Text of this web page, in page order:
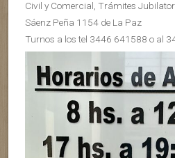
Civil y Comercial, Trámites
Sáenz Peña 1154 de La Paz
Turnos a los tel 3446 641588 o al